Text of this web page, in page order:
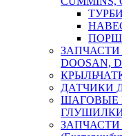
ЗАПЧАСТИ
DOOSAN,
ДАТЧИКИ
ШАГОВЫЕ